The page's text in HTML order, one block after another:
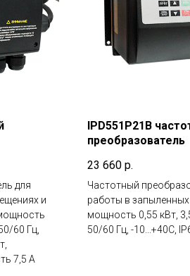
для
и
60 Гц,
7,5 А
IPD551P21B
преобразователь
23 660 р.
Частотный
работы в
мощность 0,55 кВт,
50/60 Гц, -10...+40С,